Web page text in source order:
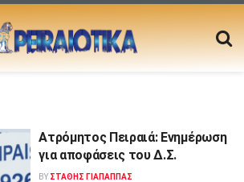
Ατρόμητος Πειραιά: Ενημέρωση
για αποφάσεις του Δ.Σ.
BY ΣΤΑΘΗΣ ΓΊΑΠΑΠΠΑΣ